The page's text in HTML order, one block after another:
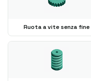
Ruota a vite senza fine